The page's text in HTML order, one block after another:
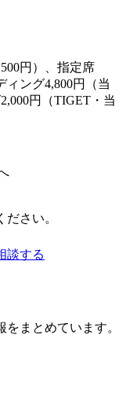
円）、指定席
ィング4,800円（当
円（TIGET・当
さい。
談する
まとめています。